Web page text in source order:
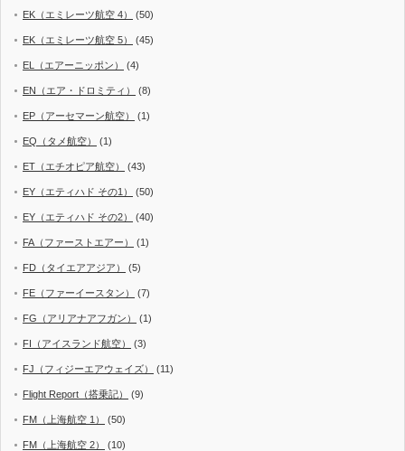
EK（エミレーツ航空 4） (50)
EK（エミレーツ航空 5） (45)
EL（エアーニッポン） (4)
EN（エア・ドロミティ） (8)
EP（アーセマーン航空） (1)
EQ（タメ航空） (1)
ET（エチオピア航空） (43)
EY（エティハド その1） (50)
EY（エティハド その2） (40)
FA（ファーストエアー） (1)
FD（タイエアアジア） (5)
FE（ファーイースタン） (7)
FG（アリアナアフガン） (1)
FI（アイスランド航空） (3)
FJ（フィジーエアウェイズ） (11)
Flight Report（搭乗記） (9)
FM（上海航空 1） (50)
FM（上海航空 2） (10)